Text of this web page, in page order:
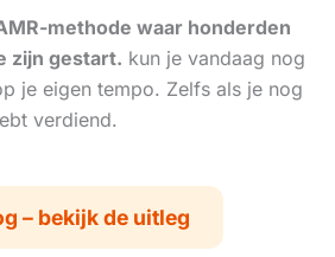
methode waar honderden
zijn gestart. kun je vandaag nog
je eigen tempo. Zelfs als je nog
verdiend.
– bekijk de uitleg